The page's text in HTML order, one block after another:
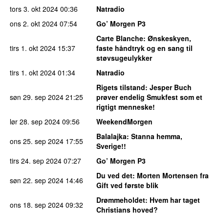
tors 3. okt 2024 00:36
Natradio
ons 2. okt 2024 07:54 Go’ Morgen P3
tirs 1. okt 2024 15:37
Carte Blanche: Ønskeskyen,
faste håndtryk og en sang til
støvsugeulykker
tirs 1. okt 2024 01:34 Natradio
søn 29. sep 2024 21:25
Rigets tilstand: Jesper Buch
prøver endelig Smukfest som et
rigtigt menneske!
lør 28. sep 2024 09:56
WeekendMorgen
ons 25. sep 2024 17:55 Balalajka: Stanna hemma,
Sverige!!
tirs 24. sep 2024 07:27
Go’ Morgen P3
søn 22. sep 2024 14:46 Du ved det: Morten Mortensen fra
Gift ved første blik
ons 18. sep 2024 09:32 Drømmeholdet: Hvem har taget
Christians hoved?